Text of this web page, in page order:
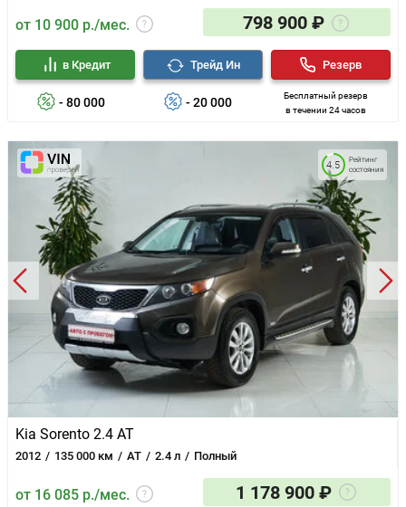
от 10 900 р./мес. 798 900 ₽
- 80 000
в Кредит
- 20 000
Трейд Ин
Бесплатный резерв
в течении 24 часов
Резерв
Kia Sorento 2.4 AT
2012 135 000 км AT 2.4 л Полный
Рейтинг
состояния
4.5
от 16 085 р./мес. 1 178 900 ₽